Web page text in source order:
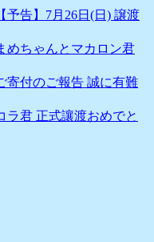
【予告】7月26日(日) 譲渡
めちゃんとマカロン君
寄付のご報告 誠に有難
ラ君 正式讓渡おめでと